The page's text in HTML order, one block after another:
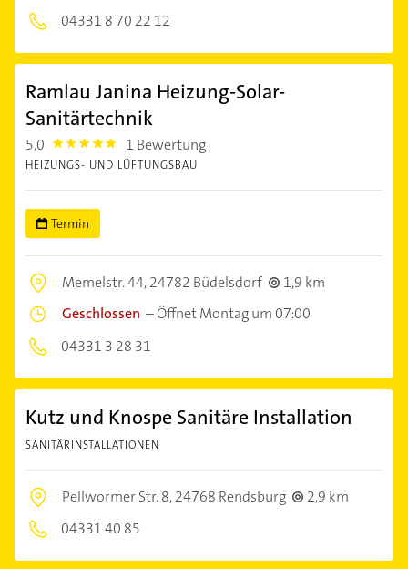
04331 8 70 22 12
Ramlau Janina Heizung-Solar-
Sanitärtechnik
5,0 5.0 1 Bewertung
HEIZUNGS- UND LÜFTUNGSBAU
Termin
Memelstr. 44,24782 Büdelsdorf
1,9 km
Geschlossen –Öffnet Montag um 07:00
04331 3 28 31
Kutz und Knospe Sanitäre Installation
SANITÄRINSTALLATIONEN
Pellwormer Str. 8,24768 Rendsburg
2,9 km
04331 40 85